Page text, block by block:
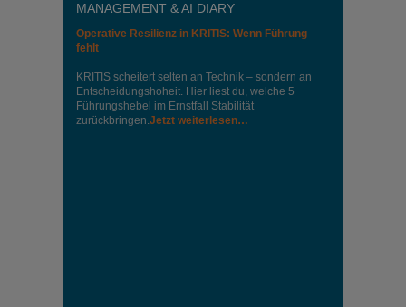
MANAGEMENT & AI DIARY
Operative Resilienz in KRITIS: Wenn Führung
fehlt
KRITIS scheitert selten an Technik – sondern an
Entscheidungshoheit. Hier liest du, welche 5
Führungshebel im Ernstfall Stabilität
zurückbringen.Jetzt weiterlesen…